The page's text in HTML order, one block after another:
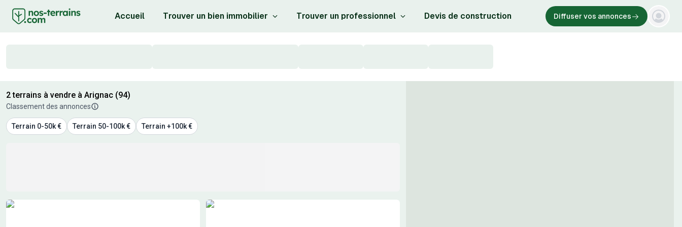
Accueil Trouver un bien immobilier Trouver un professionnel Devis de construction Diffuser vos annonces
2 terrains à vendre à Arignac (94)
Classement des annonces
Terrain 0-50k € Terrain 50-100k € Terrain +100k €
Résultats de recherche